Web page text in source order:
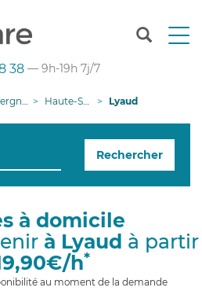
T
n
g
i
38 — 9h-19h 7j/7
Alpes Haute-Savoie Lyaud
Rechercher
à domicile
à Lyaud à partir
h*
au moment de la demande